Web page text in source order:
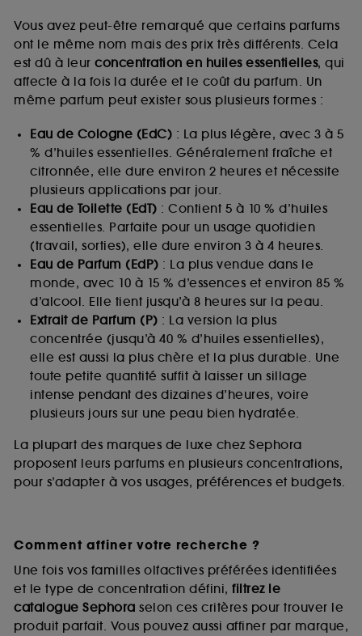
Vous avez peut-être remarqué que certains parfums
ont le même nom mais des prix très différents. Cela
est dû à leur concentration en huiles essentielles, qui
affecte à la fois la durée et le coût du parfum. Un
même parfum peut exister sous plusieurs formes :
Eau de Cologne (EdC) : La plus légère, avec 3 à 5
% d’huiles essentielles. Généralement fraîche et
citronnée, elle dure environ 2 heures et nécessite
plusieurs applications par jour.
Eau de Toilette (EdT) : Contient 5 à 10 % d’huiles
essentielles. Parfaite pour un usage quotidien
(travail, sorties), elle dure environ 3 à 4 heures.
Eau de Parfum (EdP) : La plus vendue dans le
monde, avec 10 à 15 % d’essences et environ 85 %
d’alcool. Elle tient jusqu’à 8 heures sur la peau.
Extrait de Parfum (P) : La version la plus
concentrée (jusqu’à 40 % d’huiles essentielles),
elle est aussi la plus chère et la plus durable. Une
toute petite quantité suffit à laisser un sillage
intense pendant des dizaines d’heures, voire
plusieurs jours sur une peau bien hydratée.
La plupart des marques de luxe chez Sephora
proposent leurs parfums en plusieurs concentrations,
pour s’adapter à vos usages, préférences et budgets.
Comment affiner votre recherche ?
Une fois vos familles olfactives préférées identifiées
et le type de concentration défini, filtrez le
catalogue Sephora selon ces critères pour trouver le
produit parfait. Vous pouvez aussi affiner par marque,